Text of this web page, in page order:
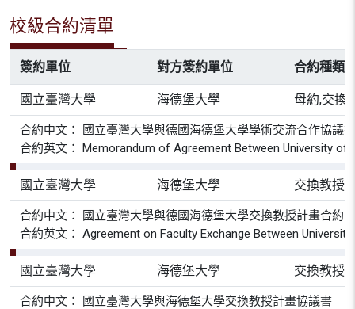
校級合約清單
簽約單位 對方簽約單位 合約種類
國立臺灣大學 海德堡大學 母約,交換
合約中文： 國立臺灣大學與德國海德堡大學學術交流合作協議書
合約英文： Memorandum of Agreement Between University of
國立臺灣大學 海德堡大學 交換教授
合約中文： 國立臺灣大學與德國海德堡大學交換教授計畫合約
合約英文： Agreement on Faculty Exchange Between
國立臺灣大學 海德堡大學 交換教授
合約中文： 國立臺灣大學與海德堡大學交換教授計畫協議書